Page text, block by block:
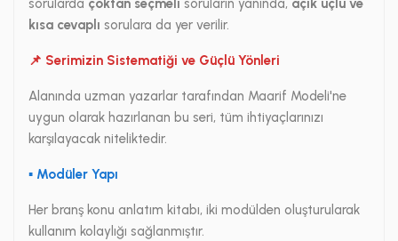
sorularda çoktan seçmeli soruların yanında, açık uçlu ve
kısa cevaplı sorulara da yer verilir.
📌 Serimizin Sistematiği ve Güçlü Yönleri
Alanında uzman yazarlar tarafından Maarif Modeli'ne
uygun olarak hazırlanan bu seri, tüm ihtiyaçlarınızı
karşılayacak niteliktedir.
▪ Modüler Yapı
Her branş konu anlatım kitabı, iki modülden oluşturularak
kullanım kolaylığı sağlanmıştır.